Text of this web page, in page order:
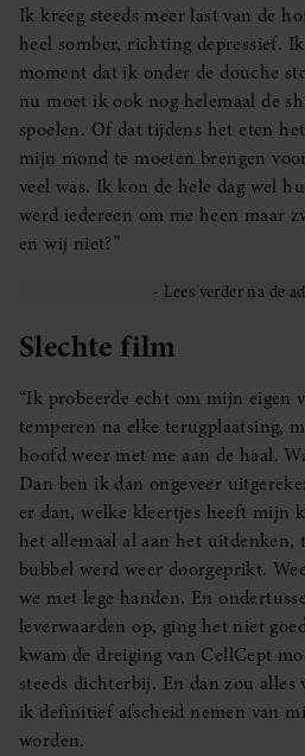
Ik kreeg steeds meer last van de
heel somber, richting depressief.
moment dat ik onder de douche
nu moet ik ook nog helemaal de
spoelen. Of dat tijdens het eten
mijn mond te moeten brengen
veel was. Ik kon de hele dag wel
werd iedereen om me heen maar
en wij niet?”
Slechte film
“Ik probeerde echt om mijn eigen
temperen na elke terugplaatsing,
hoofd weer met me aan de haal.
Dan ben ik dan ongeveer
er dan, welke kleertjes heeft mijn
het allemaal al aan het
bubbel werd weer doorgeprikt.
we met lege handen. En
leverwaarden op, ging het niet
kwam de dreiging van CellCept
steeds dichterbij. En dan zou
ik definitief afscheid nemen van
worden.